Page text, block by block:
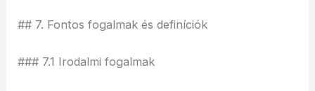
## 7. Fontos fogalmak és definíciók
### 7.1 Irodalmi fogalmak